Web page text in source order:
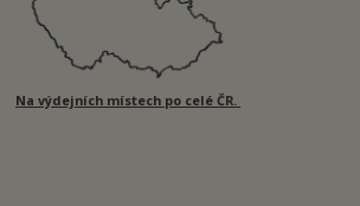
Na výdejních místech po celé ČR.